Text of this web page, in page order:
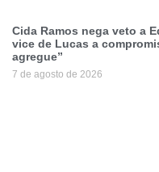
Cida Ramos nega veto a
vice de Lucas a
agregue”
7 de agosto de 2026